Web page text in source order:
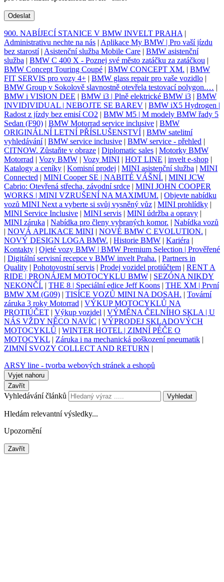
Odeslat
900. NABÍJECÍ STANICE V BMW INVELT PRAHA |
Administrativu nechte na nás | Aplikace My BMW | Pro vaší jízdu
bez starostí| Asistenční služba Mobile Care | BMW asistenční
služba | BMW C 400 X - Poznej své město zatáčku za zatáčkou |
BMW Concept Touring Coupé | BMW CONCEPT XM. | BMW
FIT SERVIS pro vozy 4+ | BMW glass repair pro vaše vozidlo |
BMW Group v Sokolově slavnostně otevřela testovací polygon.… |
BMW i VISION DEE | BMW i3 | Plně elektrické BMW i3 | BMW
INVIDIVIDUAL | NEBOJTE SE BAREV | BMW iX5 Hydrogen |
Radost z jízdy bez emisí CO2 | BMW M5 | M modely BMW řady 5
Sedan (F90) | BMW Motorrad service inclusive | BMW
ORIGINÁLNÍ LETNÍ PŘÍSLUŠENSTVÍ | BMW satelitní
vyhledávání| BMW service inclusive | BMW service - přehled |
CITNOW. Zůstaňte v obraze | Diplomatic sales | Motorky BMW
Motorrad | Vozy BMW | Vozy MINI | HOT LINE | invelt e-shop |
Katalogy a ceníky | Komisní prodej | MINI asistenční služba | MINI
Connected | MINI Cooper SE | NABITÉ VÁŠNÍ. | MINI JCW
Cabrio: Otevřená střecha, závodní srdce | MINI JOHN COOPER
WORKS | MINI VZRUŠENÍ NA MAXIMUM. | Objevte nabídku
vozů MINI Next a vyberte si svůj vysněný vůz | MINI prohlídky |
MINI Service Inclusive | MINI servis | MINI údržba a opravy |
MINI záruka | Nabídka pro členy vybraných komor. | Nabídka vozů
| NOVÁ APLIKACE MINI | NOVÉ BMW C EVOLUTION. |
NOVÝ DESIGN LOGA BMW. | Historie BMW | Kariéra |
Kontakty | Ojeté vozy BMW | BMW Premium Selection | Prověřené
| Digitální servisní recepce v BMW invelt Praha. | Partners in
Quality | Pohotovostní servis | Prodej vozidel protiúčtem | RENT A
RIDE | PRONÁJEM MOTOCYKLU BMW | SEZÓNA NIKDY
NEKONČÍ. | THE 8 | Speciální edice Jeff Koons | THE XM | První
BMW XM (G09) | TISÍCE VOZŮ MINI NA DOSAH. | Tovární
záruka 3 roky Motorrad | VÝKUP MOTOCYKLŮ NA
PROTIÚČET | Výkup vozidel | VÝMĚNA ČELNÍHO SKLA | U
NÁS VŽDY NĚCO NAVÍC | VÝPRODEJ SKLADOVÝCH
MOTOCYKLŮ | WINTER HOTEL | ZIMNÍ PÉČE O
MOTOCYKL | Záruka i na mechanická poškození pneumatik |
ZIMNÍ SVOZY COLLECT AND RETURN |
ARSY line - tvorba webových stránek a eshopů
Vyjet nahoru
Zavřít
Vyhledávání článků Vyhledat
Hledám relevantní výsledky...
Upozornění
Zavřít